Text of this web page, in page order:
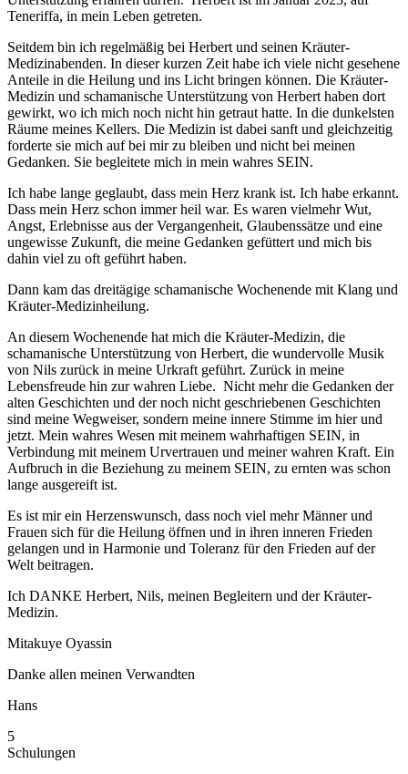
Teneriffa, in mein Leben getreten.
Seitdem bin ich regelmäßig bei Herbert und seinen Kräuter-
Medizinabenden. In dieser kurzen Zeit habe ich viele nicht gesehene
Anteile in die Heilung und ins Licht bringen können. Die Kräuter-
Medizin und schamanische Unterstützung von Herbert haben dort
gewirkt, wo ich mich noch nicht hin getraut hatte. In die dunkelsten
Räume meines Kellers. Die Medizin ist dabei sanft und gleichzeitig
forderte sie mich auf bei mir zu bleiben und nicht bei meinen
Gedanken. Sie begleitete mich in mein wahres SEIN.
Ich habe lange geglaubt, dass mein Herz krank ist. Ich habe erkannt.
Dass mein Herz schon immer heil war. Es waren vielmehr Wut,
Angst, Erlebnisse aus der Vergangenheit, Glaubenssätze und eine
ungewisse Zukunft, die meine Gedanken gefüttert und mich bis
dahin viel zu oft geführt haben.
Dann kam das dreitägige schamanische Wochenende mit Klang und
Kräuter-Medizinheilung.
An diesem Wochenende hat mich die Kräuter-Medizin, die
schamanische Unterstützung von Herbert, die wundervolle Musik
von Nils zurück in meine Urkraft geführt. Zurück in meine
Lebensfreude hin zur wahren Liebe. Nicht mehr die Gedanken der
alten Geschichten und der noch nicht geschriebenen Geschichten
sind meine Wegweiser, sondern meine innere Stimme im hier und
jetzt. Mein wahres Wesen mit meinem wahrhaftigen SEIN, in
Verbindung mit meinem Urvertrauen und meiner wahren Kraft. Ein
Aufbruch in die Beziehung zu meinem SEIN, zu ernten was schon
lange ausgereift ist.
Es ist mir ein Herzenswunsch, dass noch viel mehr Männer und
Frauen sich für die Heilung öffnen und in ihren inneren Frieden
gelangen und in Harmonie und Toleranz für den Frieden auf der
Welt beitragen.
Ich DANKE Herbert, Nils, meinen Begleitern und der Kräuter-
Medizin.
Mitakuye Oyassin
Danke allen meinen Verwandten
Hans
5
Schulungen